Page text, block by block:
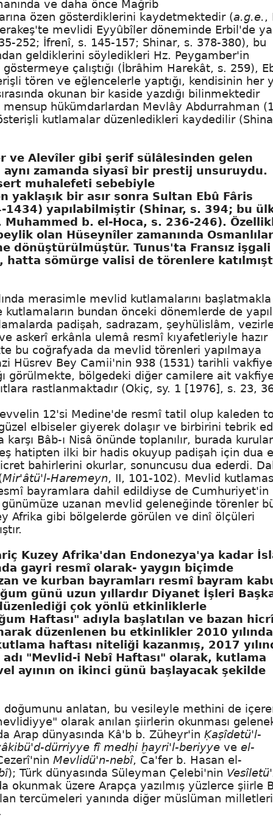
ve daha önce Mağrib
özen gösterdiklerini kaydetmektedir (a.g.e.,
'te mevlidi Eyyûbîler döneminde Erbil'de
252; İfrenî, s. 145-157; Shinar, s. 378-380), bu
geldiklerini söyledikleri Hz. Peygamber'in
çalıştığı (İbrâhim Harekât, s. 259),
tören ve eğlencelerle yaptığı, kendisinin her
okunan bir kaside yazdığı bilinmektedir
mensup hükümdarlardan Mevlây Abdurrahman
kutlamalar düzenledikleri kaydedilir
ve Alevîler gibi şerif sülâlesinden gelen
zamanda siyasî bir prestij unsuruydu.
muhalefeti sebebiyle
yaklaşık bir asır sonra Sultan Ebû Fâris
yapılabilmiştir (Shinar, s. 394; bu
b. el-Hoca, s. 236-246).
olan Hüseynîler zamanında Osmanlılar
dönüştürülmüştür. Tunus'ta Fransız işgali
sömürge valisi de törenlere
merasimle mevlid kutlamalarını başlatmakla
bundan önceki dönemlerde de
padişah, sadrazam, şeyhülislâm,
askerî erkânla ulemâ resmî kıyafetleriyle hazır
bu coğrafyada da mevlid törenleri yapılmaya
Hüsrev Bey Camii'nin 938 (1531) tarihli vakfiye
görülmekte, bölgedeki diğer camilere ait
rastlanmaktadır (Okiç, sy. 1 [1976], s. 23,
12'si Medine'de resmî tatil olup kaleden
elbiseler giyerek dolaşır ve birbirini tebrik
Bâb-ı Nisâ önünde toplanılır, burada
hatipten ilki bir hadis okuyup padişah için dua
bahirlerini okurlar, sonuncusu dua ederdi.
Mir'âtü'l-Haremeyn, II, 101-102). Mevlid
bayramlara dahil edildiyse de Cumhuriyet'in
günümüze uzanan mevlid geleneğinde törenler
Afrika gibi bölgelerde görülen ve dinî ölçüleri
Kuzey Afrika'dan Endonezya'ya kadar
gayri resmî olarak- yaygın biçimde
ve kurban bayramları resmî bayram
günü uzun yıllardır Diyanet İşleri
çok yönlü etkinliklerle
Haftası" adıyla başlatılan ve bazan
düzenlenen bu etkinlikler 2010 yılında
haftası niteliği kazanmış, 2017
"Mevlid-i Nebî Haftası" olarak, kutlama
ayının on ikinci günü başlayacak şekilde
doğumunu anlatan, bu vesileyle methini de
olarak anılan şiirlerin okunması
Arap dünyasında Kâ'b b. Züheyr'in Ḳaṣîdetü'l-
dürriyye fî medḥi ḫayri'l-beriyye ve el-
'nin Mevlidü'n-nebî, Ca'fer b. Hasan el-
); Türk dünyasında Süleyman Çelebi'nin
okunmak üzere Arapça yazılmış yüzlerce şiirle
tercümeleri yanında diğer müslüman